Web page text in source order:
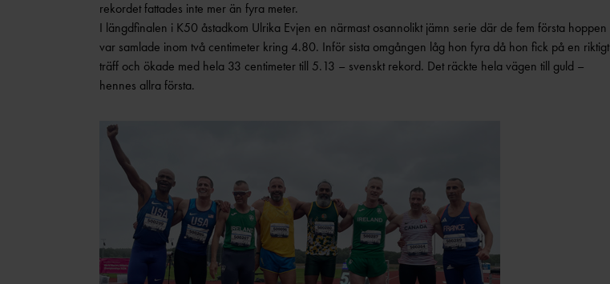
rekordet fattades inte mer än fyra meter.
I längdfinalen i K50 åstadkom Ulrika Evjen en närmast osannolikt jämn serie där de fem första hoppen
var samlade inom två centimeter kring 4.80. Inför sista omgången låg hon fyra då hon fick på en riktigt
träff och ökade med hela 33 centimeter till 5.13 – svenskt rekord. Det räckte hela vägen till guld –
hennes allra första.